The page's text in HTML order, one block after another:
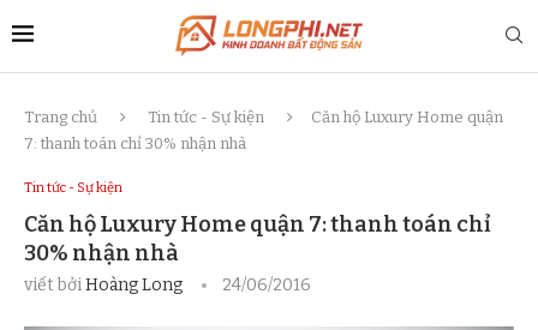
Trang chủ Tin tức - Sự kiện
Căn hộ Luxury Home quận
7: thanh toán chỉ 30% nhận nhà
Tin tức - Sự kiện
Căn hộ Luxury Home quận 7: thanh toán chỉ
30% nhận nhà
viết bởiHoàng Long 24/06/2016